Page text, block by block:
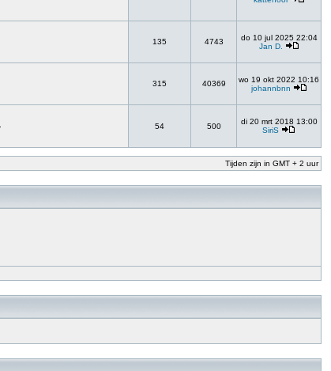
135 4743
do 10 jul 2025 22:04
Jan D.
315 40369
wo 19 okt 2022 10:16
johannbnn
54 500
di 20 mrt 2018 13:00
SiriS
Tijden zijn in GMT + 2 uur